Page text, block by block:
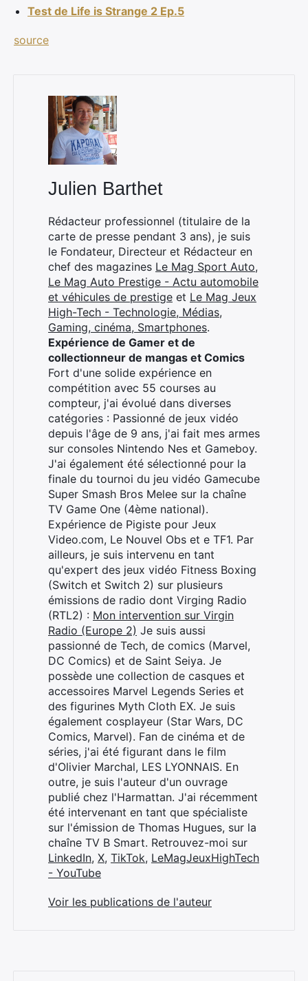
Test de Life is Strange 2 Ep.5
source
Julien Barthet
Rédacteur professionnel (titulaire de la
carte de presse pendant 3 ans), je suis
le Fondateur, Directeur et Rédacteur en
chef des magazines Le Mag Sport Auto,
Le Mag Auto Prestige - Actu automobile
et véhicules de prestige et Le Mag Jeux
High-Tech - Technologie, Médias,
Gaming, cinéma, Smartphones.
Expérience de Gamer et de
collectionneur de mangas et Comics
Fort d'une solide expérience en
compétition avec 55 courses au
compteur, j'ai évolué dans diverses
catégories : Passionné de jeux vidéo
depuis l'âge de 9 ans, j'ai fait mes armes
sur consoles Nintendo Nes et Gameboy.
J'ai également été sélectionné pour la
finale du tournoi du jeu vidéo Gamecube
Super Smash Bros Melee sur la chaîne
TV Game One (4ème national).
Expérience de Pigiste pour Jeux
Video.com, Le Nouvel Obs et e TF1. Par
ailleurs, je suis intervenu en tant
qu'expert des jeux vidéo Fitness Boxing
(Switch et Switch 2) sur plusieurs
émissions de radio dont Virging Radio
(RTL2) : Mon intervention sur Virgin
Radio (Europe 2) Je suis aussi
passionné de Tech, de comics (Marvel,
DC Comics) et de Saint Seiya. Je
possède une collection de casques et
accessoires Marvel Legends Series et
des figurines Myth Cloth EX. Je suis
également cosplayeur (Star Wars, DC
Comics, Marvel). Fan de cinéma et de
séries, j'ai été figurant dans le film
d'Olivier Marchal, LES LYONNAIS. En
outre, je suis l'auteur d'un ouvrage
publié chez l'Harmattan. J'ai récemment
été intervenant en tant que spécialiste
sur l'émission de Thomas Hugues, sur la
chaîne TV B Smart. Retrouvez-moi sur
LinkedIn, X, TikTok, LeMagJeuxHighTech
- YouTube
Voir les publications de l'auteur